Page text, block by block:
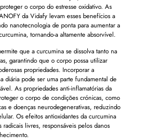
o corpo do estresse oxidativo. As
da Vidafy levam esses benefícios a
nanotecnologia de ponta para aumentar a
tornando-a altamente absorvível.
que a curcumina se dissolva tanto na
garantindo que o corpo possa utilizar
propriedades. Incorporar a
diária pode ser uma parte fundamental de
As propriedades anti-inflamatórias da
o corpo de condições crónicas, como
e doenças neurodegenerativas, reduzindo
Os efeitos antioxidantes da curcumina
radicais livres, responsáveis ​​pelos danos